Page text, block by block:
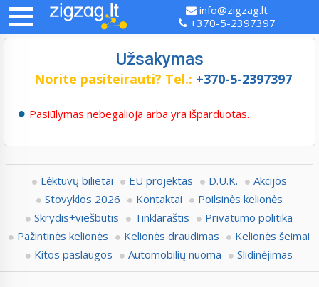
info@zigzag.lt
+370-5-2397397
Užsakymas
Norite pasiteirauti? Tel.: +370-5-2397397
Pasiūlymas nebegalioja arba yra išparduotas.
Lėktuvų bilietai EU projektas D.U.K.
Akcijos
Stovyklos 2026
Kontaktai
Poilsinės kelionės
Skrydis+viešbutis
Tinklaraštis
Privatumo politika
Pažintinės kelionės
Kelionės draudimas
Kelionės šeimai
Kitos paslaugos
Automobilių nuoma Slidinėjimas